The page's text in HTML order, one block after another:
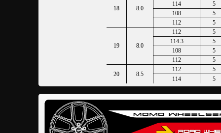
18 8.0
114
5
108
5
112
5
19 8.0
112
5
114.3
5
108
5
112
5
20 8.5
112
5
114
5